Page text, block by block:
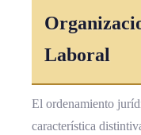
Laboral
El ordenamiento
característica